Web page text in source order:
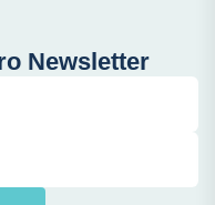
Newsletter